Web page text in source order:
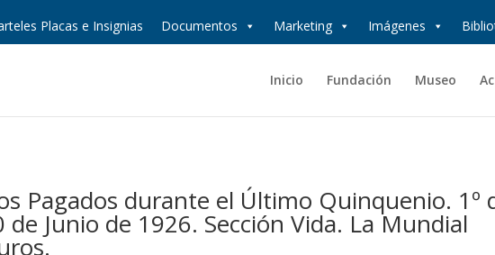
Placas e Insignias Documentos Marketing Imágenes
Inicio Fundación Museo
Pagados durante el Último Quinquenio. 1º
de Junio de 1926. Sección Vida. La Mundial